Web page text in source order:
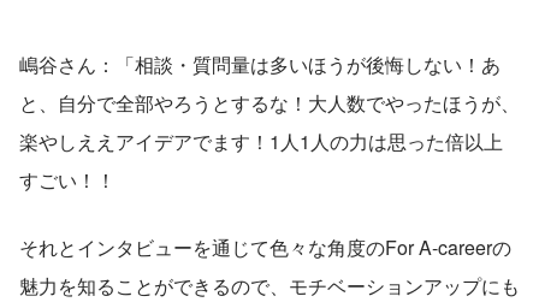
嶋谷さん：「相談・質問量は多いほうが後悔しない！あ
と、自分で全部やろうとするな！大人数でやったほうが、
楽やしええアイデアでます！1人1人の力は思った倍以上
すごい！！
それとインタビューを通じて色々な角度のFor A-careerの
魅力を知ることができるので、モチベーションアップにも